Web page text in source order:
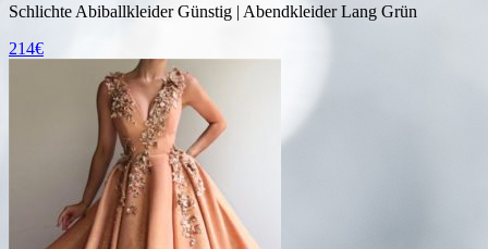
Schlichte Abiballkleider Günstig | Abendkleider Lang Grün
214€